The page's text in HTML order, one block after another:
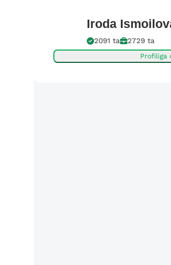
Iroda
2091 ta 2729 ta
Profiliga